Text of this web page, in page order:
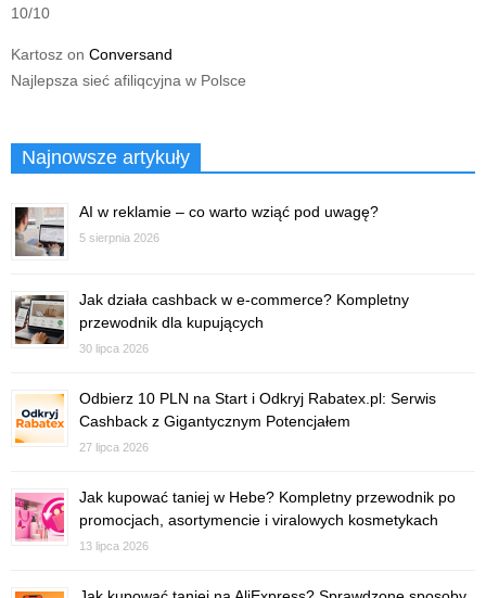
10/10
Kartosz on Conversand
Najlepsza sieć afiliqcyjna w Polsce
Najnowsze artykuły
AI w reklamie – co warto wziąć pod uwagę?
5 sierpnia 2026
Jak działa cashback w e-commerce? Kompletny
przewodnik dla kupujących
30 lipca 2026
Odbierz 10 PLN na Start i Odkryj Rabatex.pl: Serwis
Cashback z Gigantycznym Potencjałem
27 lipca 2026
Jak kupować taniej w Hebe? Kompletny przewodnik po
promocjach, asortymencie i viralowych kosmetykach
13 lipca 2026